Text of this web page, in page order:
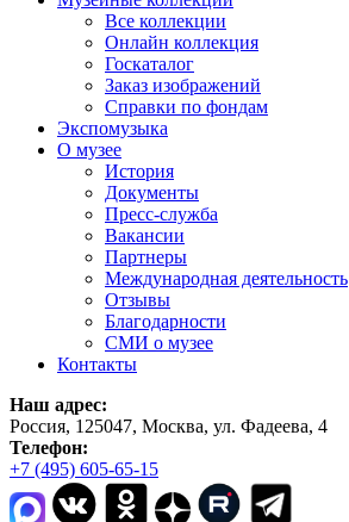
Все коллекции
Онлайн коллекция
Госкаталог
Заказ изображений
Справки по фондам
Экспомузыка
О музее
История
Документы
Пресс-служба
Вакансии
Партнеры
Международная деятельность
Отзывы
Благодарности
СМИ о музее
Контакты
Наш адрес:
Россия, 125047, Москва, ул. Фадеева, 4
Телефон:
+7 (495) 605-65-15